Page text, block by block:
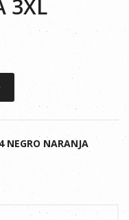
3XL
NEGRO NARANJA